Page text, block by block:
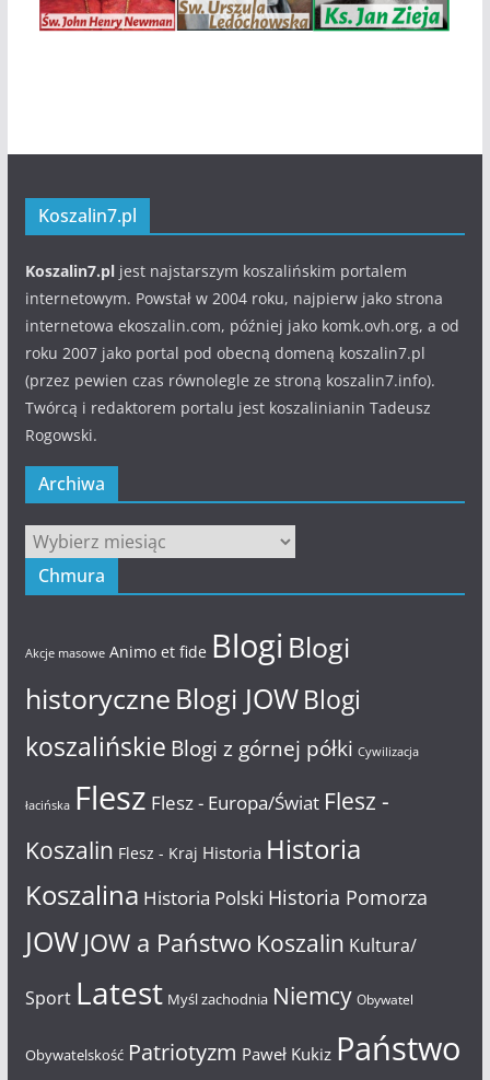
Koszalin7.pl
Koszalin7.pljest najstarszym koszalińskim portalem
internetowym. Powstał w 2004 roku, najpierw jako strona
internetowa ekoszalin.com, później jako komk.ovh.org, a od
roku 2007 jako portal pod obecną domeną koszalin7.pl
(przez pewien czas równolegle ze stroną koszalin7.info).
Twórcą i redaktorem portalu jest koszalinianin Tadeusz
Rogowski.
Archiwa
Archiwa
Chmura
Akcje masowe Animo et fide Blogi Blogi
historyczne Blogi JOWBlogi
koszalińskie Blogi z górnej półki Cywilizacja
łacińska Flesz Flesz - Europa/Świat Flesz -
Koszalin Flesz - Kraj Historia Historia
Koszalina Historia Polski Historia Pomorza
JOW JOW a Państwo Koszalin Kultura/
Sport Latest Myśl zachodnia Niemcy Obywatel
Obywatelskość Patriotyzm Paweł Kukiz Państwo